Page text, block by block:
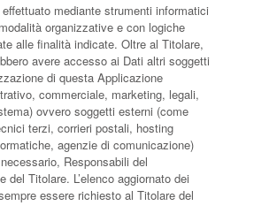
mediante strumenti informatici
organizzative e con logiche
alle finalità indicate. Oltre al Titolare,
avere accesso ai Dati altri soggetti
di questa Applicazione
commerciale, marketing, legali,
ovvero soggetti esterni (come
terzi, corrieri postali, hosting
agenzie di comunicazione)
Responsabili del
del Titolare. L’elenco aggiornato dei
essere richiesto al Titolare del